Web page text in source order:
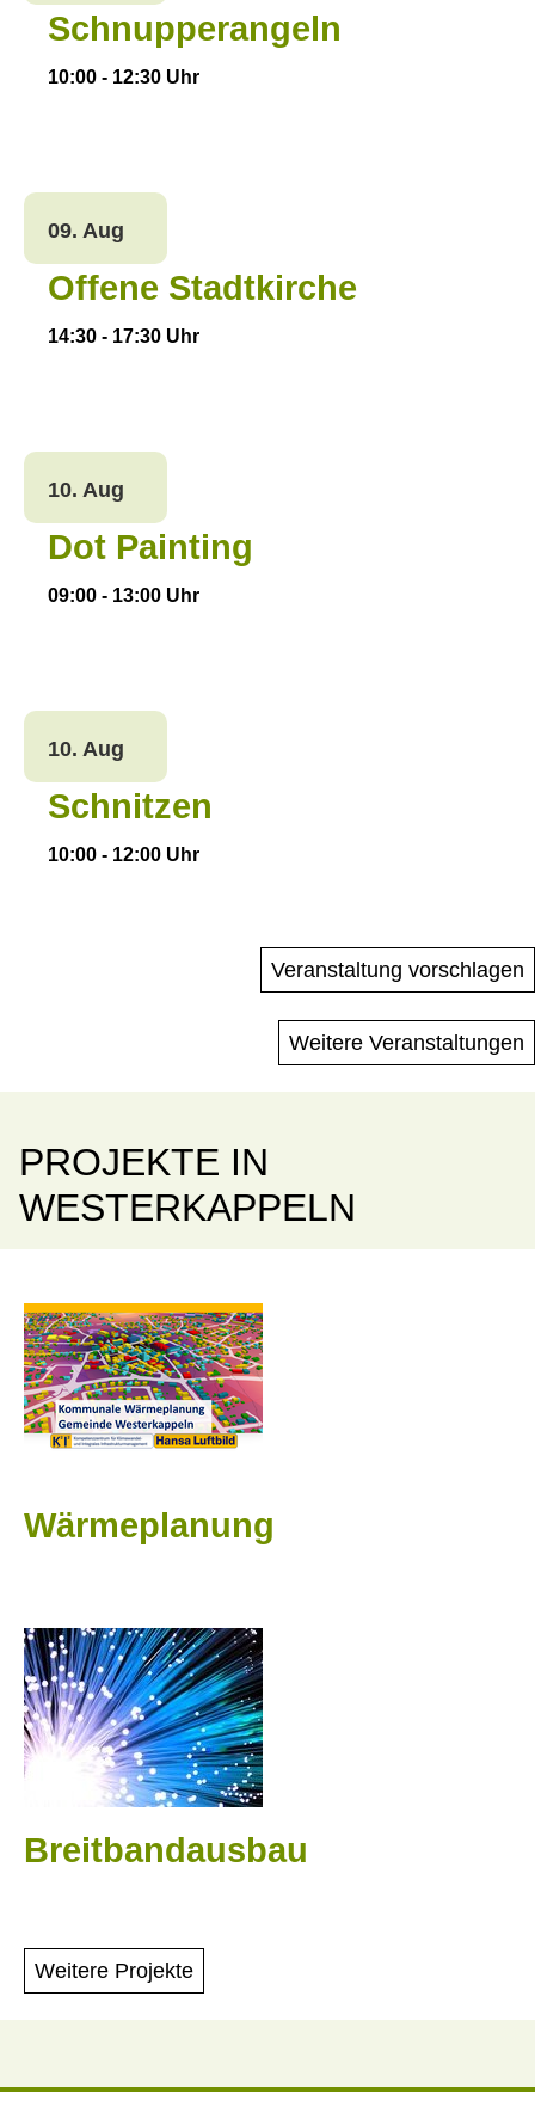
Schnupperangeln
10:00 - 12:30 Uhr
Offene Stadtkirche
14:30 - 17:30 Uhr
09. Aug
Dot Painting
09:00 - 13:00 Uhr
10. Aug
Schnitzen
10:00 - 12:00 Uhr
10. Aug
Veranstaltung vorschlagen
Weitere Veranstaltungen
PROJEKTE IN
WESTERKAPPELN
Wärmeplanung
Breitbandausbau
Weitere Projekte